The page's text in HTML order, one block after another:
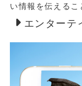
い情報を伝えるこ
エンターテ